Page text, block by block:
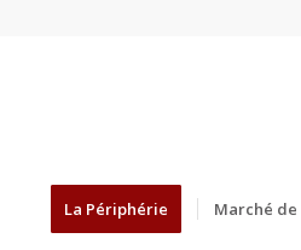
La Périphérie Marché de